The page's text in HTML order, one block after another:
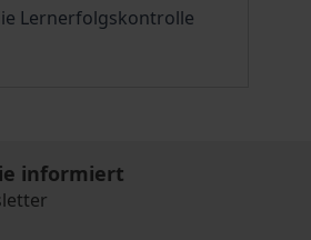
Lernerfolgskontrolle
informiert